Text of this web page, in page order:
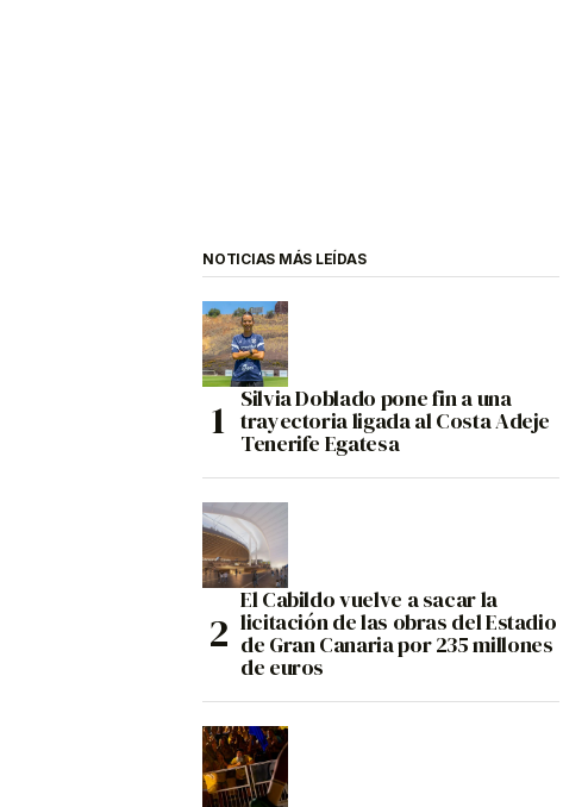
NOTICIAS MÁS LEÍDAS
Silvia Doblado pone fin a una
trayectoria ligada al Costa Adeje
Tenerife Egatesa
El Cabildo vuelve a sacar la
licitación de las obras del Estadio
de Gran Canaria por 235 millones
de euros